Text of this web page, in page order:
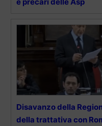
Disavanzo della
della trattativa con